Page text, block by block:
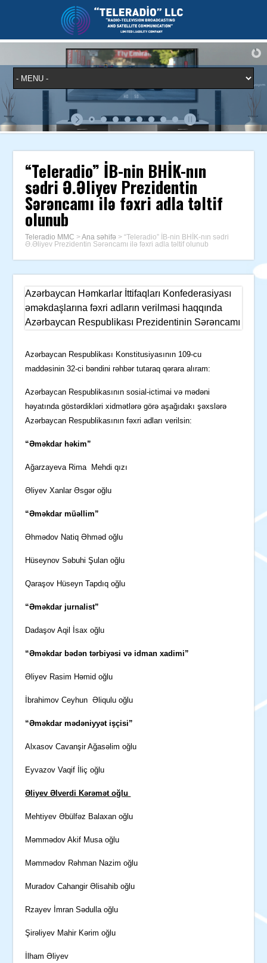
“Teleradio” İB-nin BHİK-nın
sədri Ə.Əliyev Prezidentin
Sərəncamı ilə fəxri adla təltif
olunub
Teleradio MMC >Ana səhifə >“Teleradio” İB-nin BHİK-nın sədri
Ə.Əliyev Prezidentin Sərəncamı ilə fəxri adla təltif olunub
Azərbaycan Həmkarlar İttifaqları Konfederasiyası
əməkdaşlarına fəxri adların verilməsi haqqında
Azərbaycan Respublikası Prezidentinin Sərəncamı
Azərbaycan Respublikası Konstitusiyasının 109-cu
maddəsinin 32-ci bəndini rəhbər tutaraq qərara alıram:
Azərbaycan Respublikasının sosial-ictimai və mədəni
həyatında göstərdikləri xidmətlərə görə aşağıdakı şəxslərə
Azərbaycan Respublikasının fəxri adları verilsin:
“Əməkdar həkim”
Ağarzayeva Rima Mehdi qızı
Əliyev Xanlar Əsgər oğlu
“Əməkdar müəllim”
Əhmədov Natiq Əhməd oğlu
Hüseynov Səbuhi Şulan oğlu
Qaraşov Hüseyn Tapdıq oğlu
“Əməkdar jurnalist”
Dadaşov Aqil İsax oğlu
“Əməkdar bədən tərbiyəsi və idman xadimi”
Əliyev Rasim Həmid oğlu
İbrahimov Ceyhun Əliqulu oğlu
“Əməkdar mədəniyyət işçisi”
Alxasov Cavanşir Ağasəlim oğlu
Eyvazov Vaqif İliç oğlu
Əliyev Əlverdi Kərəmət oğlu
Mehtiyev Əbülfəz Balaxan oğlu
Məmmədov Akif Musa oğlu
Məmmədov Rəhman Nazim oğlu
Muradov Cahangir Əlisahib oğlu
Rzayev İmran Sədulla oğlu
Şirəliyev Mahir Kərim oğlu
İlham Əliyev